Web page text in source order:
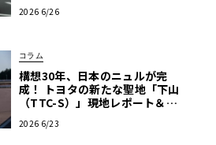
コベイワセテ 番外編】
2026 6/26
コラム
構想30年、日本のニュルが完
成！ トヨタの新たな聖地「下山
（TTC-S）」現地レポート＆新
2026 6/23